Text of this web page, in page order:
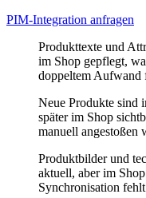
PIM-Integration anfragen
Produkttexte und
im Shop gepflegt,
doppeltem Aufwand
Neue Produkte sind
später im Shop
manuell angestoßen
Produktbilder und
aktuell, aber im
Synchronisation